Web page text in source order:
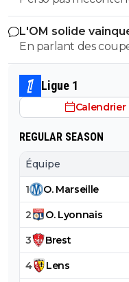
jadis pour que tu en
match de prépa
Secure quand il
qu’il soit argentin
roumain l’OM
L'OM solide
En parlant des
prendre une branle
les turcsLigue 1
Calendrier
REGULAR SEASON
Équipe
1 O. Marseille
2 O. Lyonnais
3 Brest
4 Lens